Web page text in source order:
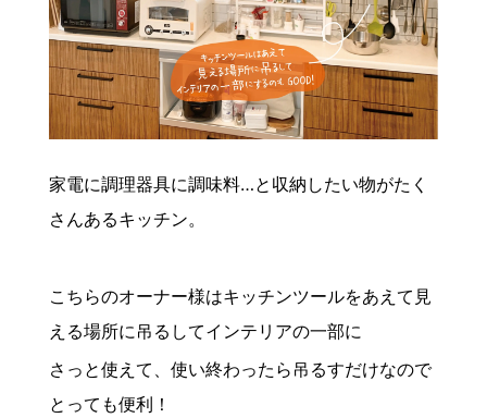
家電に調理器具に調味料…と収納したい物がたく
さんあるキッチン。
こちらのオーナー様はキッチンツールをあえて見
える場所に吊るしてインテリアの一部に
さっと使えて、使い終わったら吊るすだけなので
とっても便利！